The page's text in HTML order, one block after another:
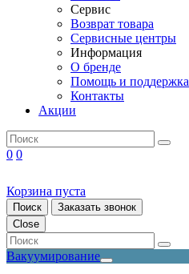
Сервис
Возврат товара
Сервисные центры
Информация
О бренде
Помощь и поддержка
Контакты
Акции
0 0
Корзина пуста
Поиск
Заказать звонок
Close
Вакуумирование